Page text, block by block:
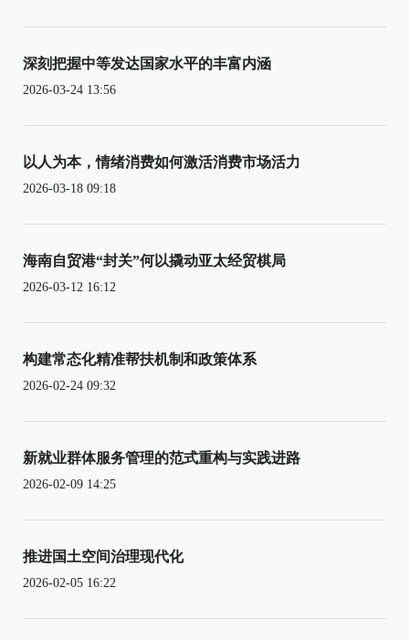
深刻把握中等发达国家水平的丰富内涵
2026-03-24 13:56
以人为本，情绪消费如何激活消费市场活力
2026-03-18 09:18
海南自贸港“封关”何以撬动亚太经贸棋局
2026-03-12 16:12
构建常态化精准帮扶机制和政策体系
2026-02-24 09:32
新就业群体服务管理的范式重构与实践进路
2026-02-09 14:25
推进国土空间治理现代化
2026-02-05 16:22